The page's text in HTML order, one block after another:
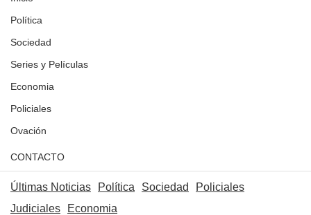
Política
Sociedad
Series y Películas
Economia
Policiales
Ovación
CONTACTO
Últimas Noticias Política Sociedad
Policiales
Judiciales
Economia